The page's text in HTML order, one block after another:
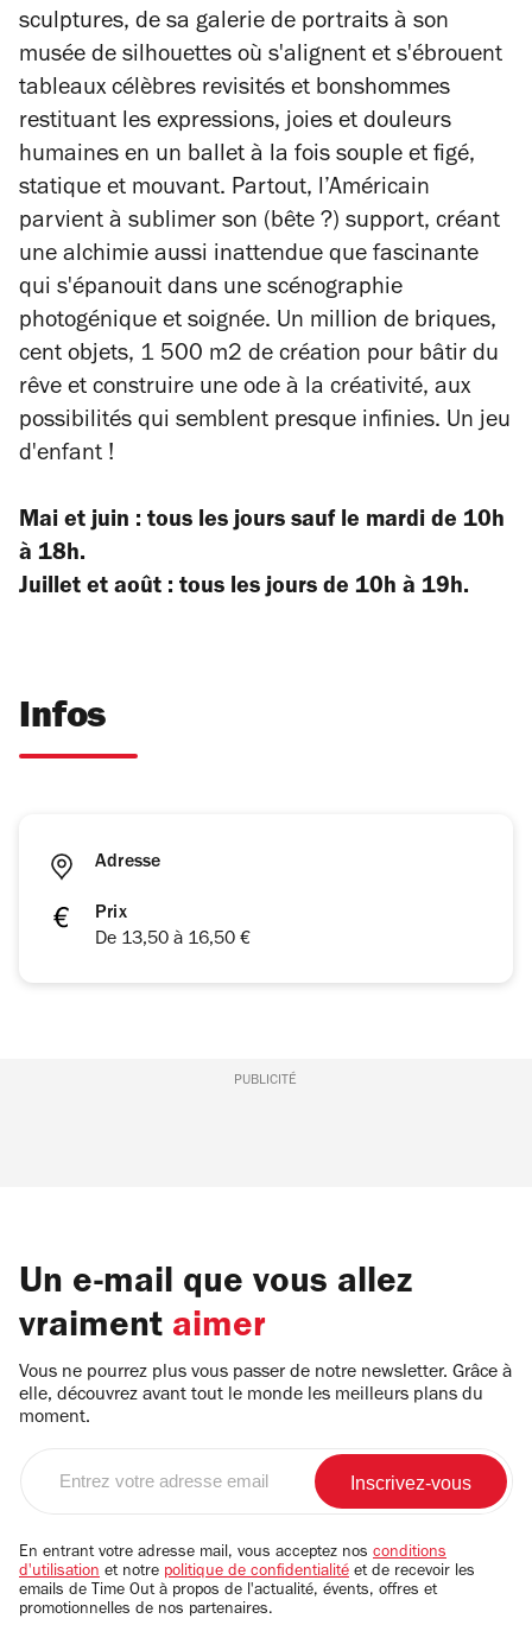
sculptures, de sa galerie de portraits à son
musée de silhouettes où s'alignent et s'ébrouent
tableaux célèbres revisités et bonshommes
restituant les expressions, joies et douleurs
humaines en un ballet à la fois souple et figé,
statique et mouvant. Partout, l’Américain
parvient à sublimer son (bête ?) support, créant
une alchimie aussi inattendue que fascinante
qui s'épanouit dans une scénographie
photogénique et soignée. Un million de briques,
cent objets, 1 500 m2 de création pour bâtir du
rêve et construire une ode à la créativité, aux
possibilités qui semblent presque infinies. Un jeu
d'enfant !
Mai et juin : tous les jours sauf le mardi de 10h
à 18h.
Juillet et août : tous les jours de 10h à 19h.
Infos
Adresse
Prix
De 13,50 à 16,50 €
PUBLICITÉ
Un e-mail que vous allez
vraiment aimer
Vous ne pourrez plus vous passer de notre newsletter. Grâce à
elle, découvrez avant tout le monde les meilleurs plans du
moment.
email
En entrant votre adresse mail, vous acceptez nos conditions
d'utilisation et notre politique de confidentialité et de recevoir les
emails de Time Out à propos de l'actualité, évents, offres et
promotionnelles de nos partenaires.